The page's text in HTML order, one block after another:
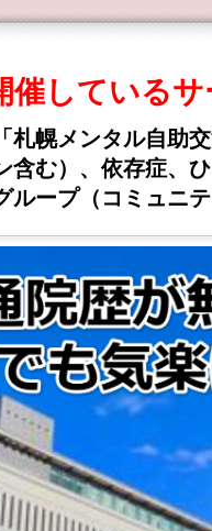
催している
札幌メンタル自助
含む）、依存症、
ープ（コミュニテ